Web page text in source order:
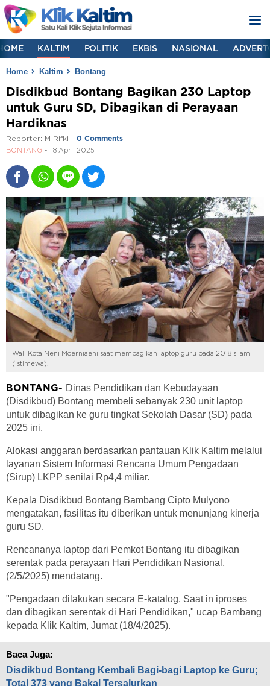
KALTIM POLITIK EKBIS NASIONAL
Home Kaltim Bontang
Disdikbud Bontang Bagikan 230 Laptop
untuk Guru SD, Dibagikan di Perayaan
Hardiknas
Reporter: M Rifki - 0 Comments
BONTANG 18 April 2025
Wali Kota Neni Moerniaeni saat membagikan laptop guru pada 2018 silam
(Istimewa).
BONTANG- Dinas Pendidikan dan Kebudayaan
(Disdikbud) Bontang membeli sebanyak 230 unit laptop
untuk dibagikan ke guru tingkat Sekolah Dasar (SD) pada
2025 ini.
Alokasi anggaran berdasarkan pantauan Klik Kaltim melalui
layanan Sistem Informasi Rencana Umum Pengadaan
(Sirup) LKPP senilai Rp4,4 miliar.
Kepala Disdikbud Bontang Bambang Cipto Mulyono
mengatakan, fasilitas itu diberikan untuk menunjang kinerja
guru SD.
Rencananya laptop dari Pemkot Bontang itu dibagikan
serentak pada perayaan Hari Pendidikan Nasional,
(2/5/2025) mendatang.
"Pengadaan dilakukan secara E-katalog. Saat in iproses
dan dibagikan serentak di Hari Pendidikan," ucap Bambang
kepada Klik Kaltim, Jumat (18/4/2025).
Baca Juga:
Disdikbud Bontang Kembali Bagi-bagi Laptop ke Guru;
Total 373 yang Bakal Tersalurkan